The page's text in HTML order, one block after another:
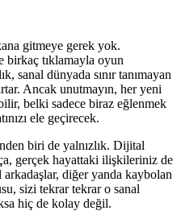
gitmeye gerek yok.
birkaç tıklamayla oyun
sanal dünyada sınır tanımayan
Ancak unutmayın, her yeni
belki sadece biraz eğlenmek
ele geçirecek.
biri de yalnızlık. Dijital
gerçek hayattaki ilişkileriniz de
diğer yanda kaybolan
sizi tekrar tekrar o sanal
hiç de kolay değil.